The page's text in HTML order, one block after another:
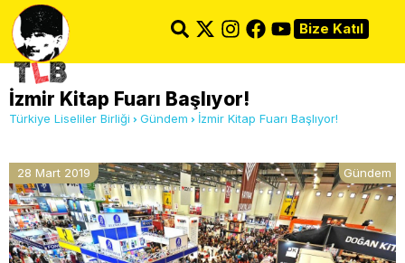
Bize Katıl
İzmir Kitap Fuarı Başlıyor!
Türkiye Liseliler Birliği Gündem İzmir Kitap Fuarı Başlıyor!
28 Mart 2019 Gündem